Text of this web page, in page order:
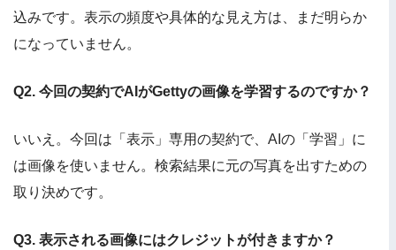
込みです。表示の頻度や具体的な見え方は、まだ明らか
になっていません。
Q2. 今回の契約でAIがGettyの画像を学習するのですか？
いいえ。今回は「表示」専用の契約で、AIの「学習」に
は画像を使いません。検索結果に元の写真を出すための
取り決めです。
Q3. 表示される画像にはクレジットが付きますか？